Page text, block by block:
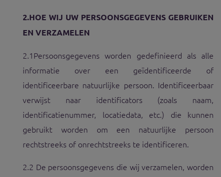
2.HOE WIJ UW PERSOONSGEGEVENS GEBRUIKEN
EN VERZAMELEN
2.1Persoonsgegevens worden gedefinieerd als alle
informatie over een geïdentificeerde of
identificeerbare natuurlijke persoon. Identificeerbaar
verwijst naar identificators (zoals naam,
identificatienummer, locatiedata, etc.) die kunnen
gebruikt worden om een natuurlijke persoon
rechtstreeks of onrechtstreeks te identificeren.
2.2 De persoonsgegevens die wij verzamelen, worden